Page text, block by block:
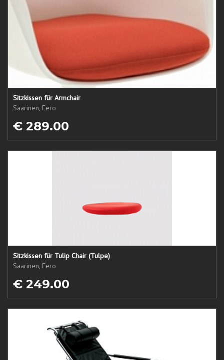
Sitzkissen für Armchair
Saarinen, Eero
€ 289.00
Sitzkissen für Tulip Chair (Tulpe)
Saarinen, Eero
€ 249.00